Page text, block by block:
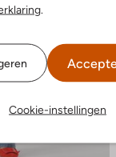
.
Cookie-instellingen